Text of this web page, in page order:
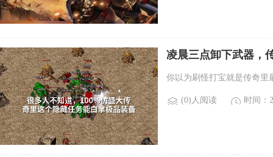
凌晨三点卸下武器，
你以为刷怪打宝就是传奇里
(0)人阅读 时间：